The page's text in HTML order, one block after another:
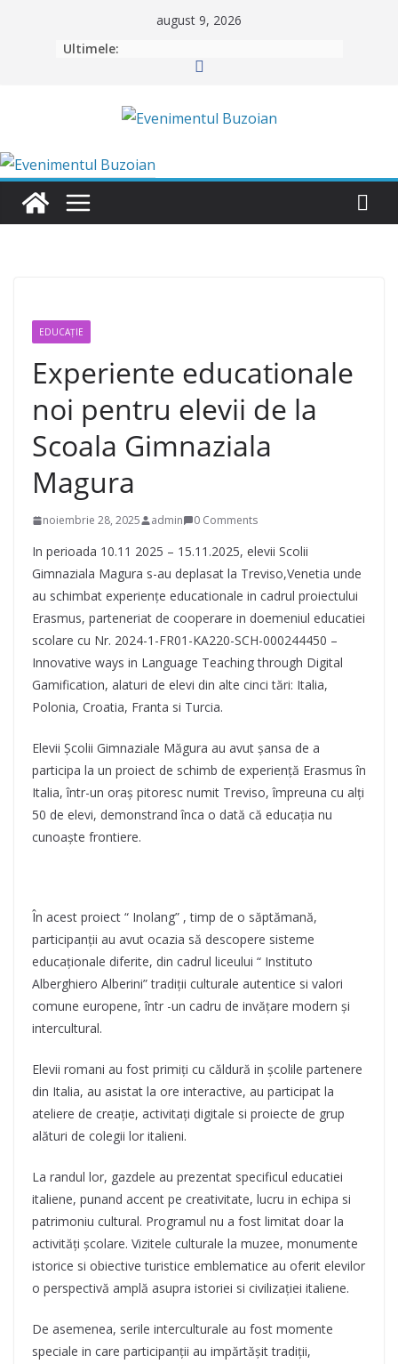
august 9, 2026
Ultimele:
EDUCAȚIE
Experiente educationale
noi pentru elevii de la
Scoala Gimnaziala
Magura
noiembrie 28, 2025 admin 0 Comments
In perioada 10.11 2025 – 15.11.2025, elevii Scolii
Gimnaziala Magura s-au deplasat la Treviso,Venetia unde
au schimbat experiențe educationale in cadrul proiectului
Erasmus, parteneriat de cooperare in doemeniul educatiei
scolare cu Nr. 2024-1-FR01-KA220-SCH-000244450 –
Innovative ways in Language Teaching through Digital
Gamification, alaturi de elevi din alte cinci tări: Italia,
Polonia, Croatia, Franta si Turcia.
Elevii Școlii Gimnaziale Măgura au avut șansa de a
participa la un proiect de schimb de experiență Erasmus în
Italia, într-un oraș pitoresc numit Treviso, împreuna cu alți
50 de elevi, demonstrand înca o dată că educația nu
cunoaște frontiere.
În acest proiect “ Inolang” , timp de o săptămană,
participanții au avut ocazia să descopere sisteme
educaționale diferite, din cadrul liceului “ Instituto
Alberghiero Alberini” tradiții culturale autentice si valori
comune europene, într -un cadru de invățare modern și
intercultural.
Elevii romani au fost primiți cu căldură in școlile partenere
din Italia, au asistat la ore interactive, au participat la
ateliere de creație, activitați digitale si proiecte de grup
alături de colegii lor italieni.
La randul lor, gazdele au prezentat specificul educatiei
italiene, punand accent pe creativitate, lucru in echipa si
patrimoniu cultural. Programul nu a fost limitat doar la
activități școlare. Vizitele culturale la muzee, monumente
istorice si obiective turistice emblematice au oferit elevilor
o perspectivă amplă asupra istoriei si civilizației italiene.
De asemenea, serile interculturale au fost momente
speciale in care participanții au impărtășit tradiții,